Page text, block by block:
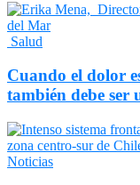
Salud
Cuando el dolor
también debe
Noticias